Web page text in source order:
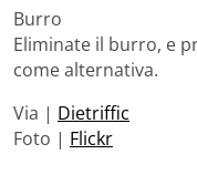
Burro
Eliminate il burro, e
come alternativa.
Via | Dietriffic
Foto | Flickr